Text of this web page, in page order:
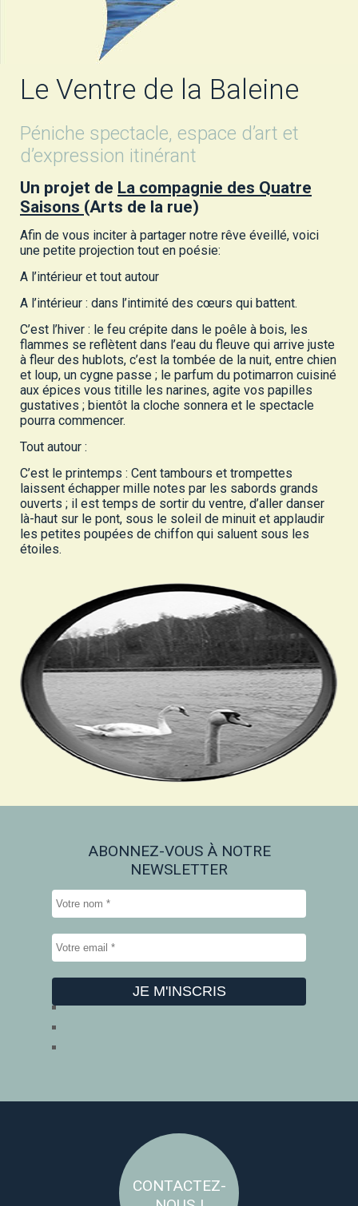
Le Ventre de la Baleine
Péniche spectacle, espace d’art et
d’expression itinérant
Un projet de La compagnie des Quatre
Saisons (Arts de la rue)
Afin de vous inciter à partager notre rêve éveillé, voici
une petite projection tout en poésie:
A l’intérieur et tout autour
A l’intérieur : dans l’intimité des cœurs qui battent.
C’est l’hiver : le feu crépite dans le poêle à bois, les
flammes se reflètent dans l’eau du fleuve qui arrive juste
à fleur des hublots, c’est la tombée de la nuit, entre chien
et loup, un cygne passe ; le parfum du potimarron cuisiné
aux épices vous titille les narines, agite vos papilles
gustatives ; bientôt la cloche sonnera et le spectacle
pourra commencer.
Tout autour :
C’est le printemps : Cent tambours et trompettes
laissent échapper mille notes par les sabords grands
ouverts ; il est temps de sortir du ventre, d’aller danser
là-haut sur le pont, sous le soleil de minuit et applaudir
les petites poupées de chiffon qui saluent sous les
étoiles.
ABONNEZ-VOUS À NOTRE
NEWSLETTER
CONTACTEZ-